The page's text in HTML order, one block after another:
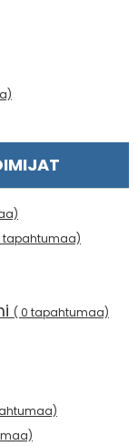
tapahtumaa)
( 0 tapahtumaa)